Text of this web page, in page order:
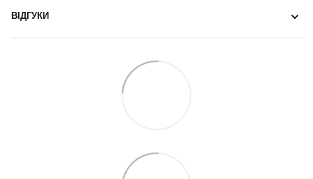
ВІДГУКИ